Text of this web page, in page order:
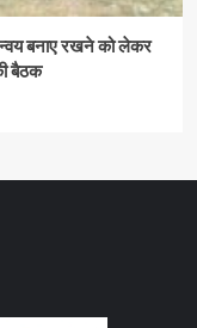
बनाए रखने को लेकर
बैठक